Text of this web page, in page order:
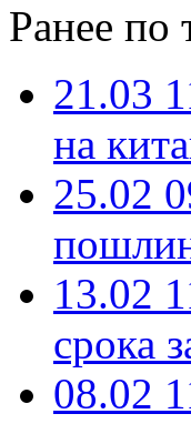
Ранее по
21.03
на
25.02
13.02
срока
08.02